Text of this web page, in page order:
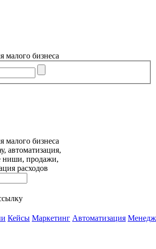
малого бизнеса
малого бизнеса
автоматизация,
ниши, продажи,
расходов
Кейсы Маркетинг Автоматизация